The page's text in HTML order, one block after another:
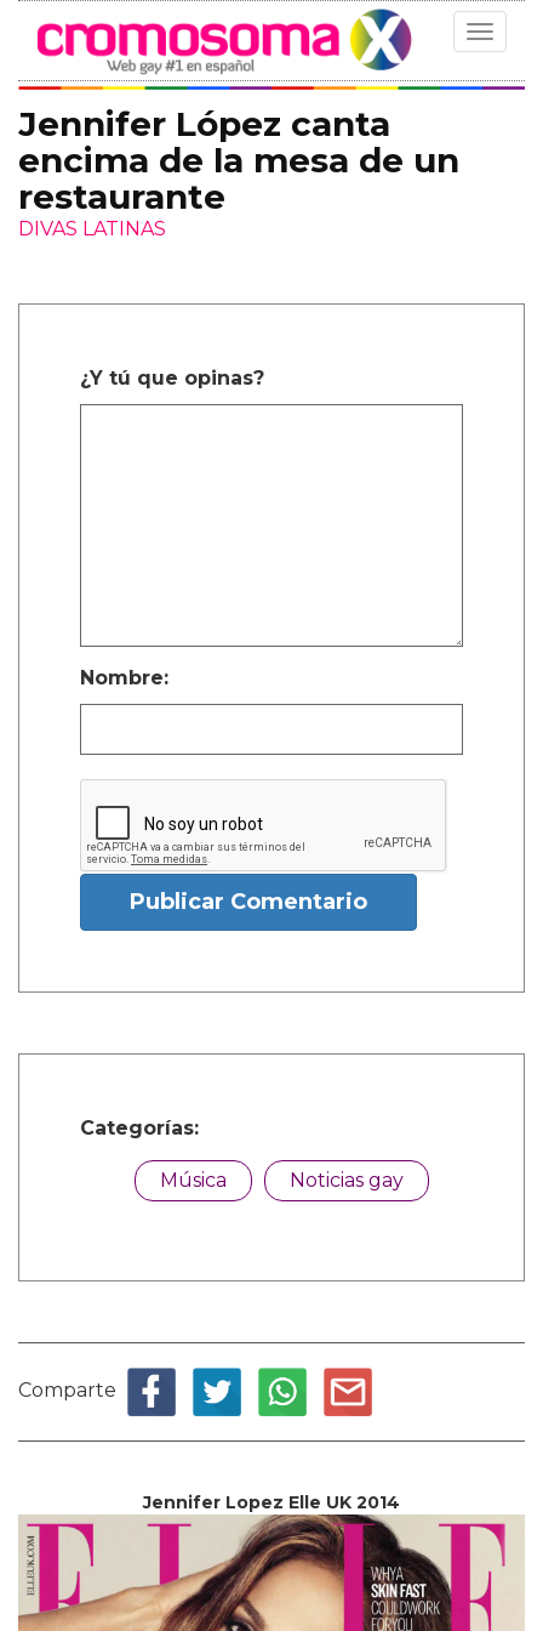
Toggle
Jennifer López canta
encima de la mesa de un
restaurante
DIVAS LATINAS
¿Y tú que opinas?
Nombre:
Publicar Comentario
Categorías:
Música Noticias gay
Comparte
Jennifer Lopez Elle UK 2014